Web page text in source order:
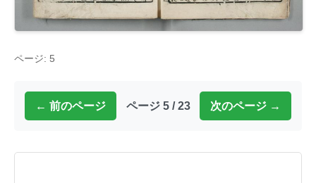
ページ: 5
← 前のページ ページ 5 / 23 次のページ →